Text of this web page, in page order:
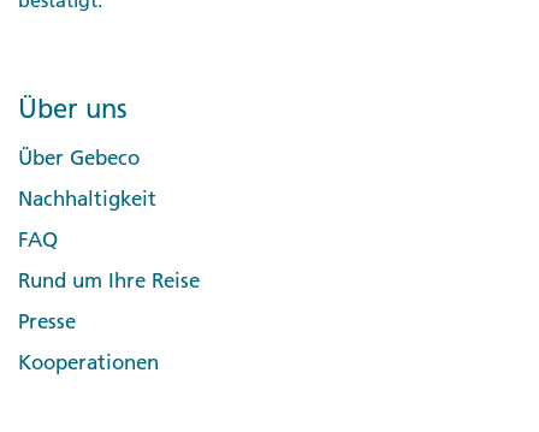
Über uns
Über Gebeco
Nachhaltigkeit
FAQ
Rund um Ihre Reise
Presse
Kooperationen